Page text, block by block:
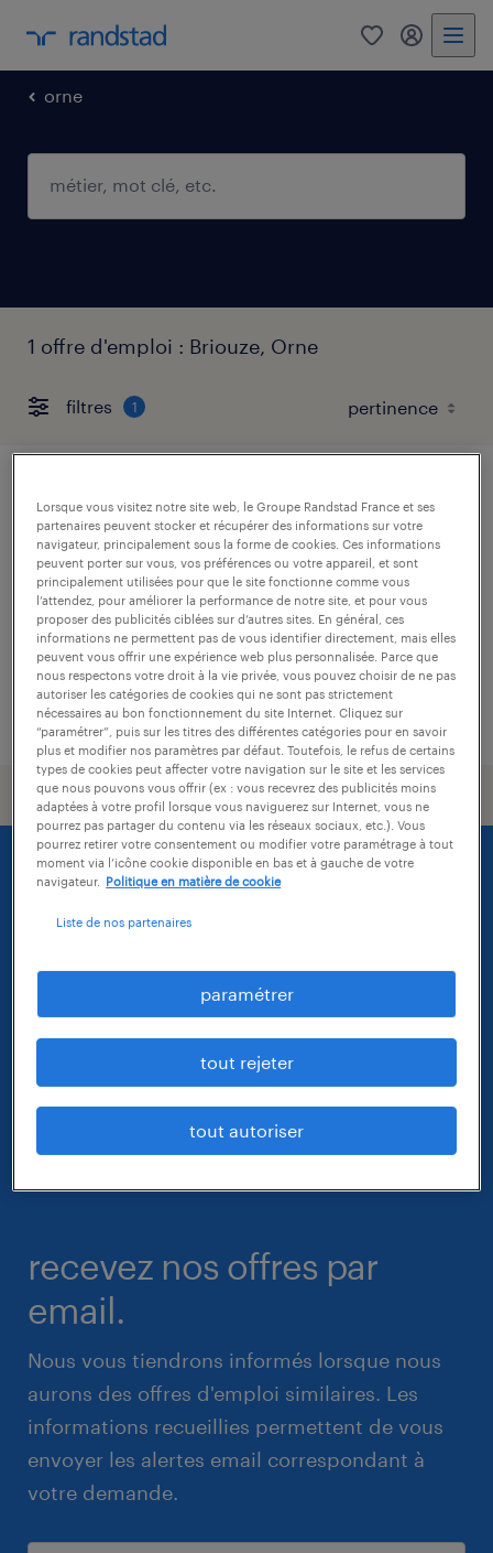
0 mon
orne
1 offre d'emploi : Briouze, Orne
filtres 1
briouze, orne
intérim
15,50 € par heure
publié le 27 mai 2026
recevez nos offres par
email.
Nous vous tiendrons informés lorsque nous
aurons des offres d'emploi similaires. Les
informations recueillies permettent de vous
envoyer les alertes email correspondant à
votre demande.
Lorsque vous visitez notre site web, le Groupe Randstad France et ses
partenaires peuvent stocker et récupérer des informations sur votre
navigateur, principalement sous la forme de cookies. Ces informations
peuvent porter sur vous, vos préférences ou votre appareil, et sont
principalement utilisées pour que le site fonctionne comme vous
l’attendez, pour améliorer la performance de notre site, et pour vous
proposer des publicités ciblées sur d’autres sites. En général, ces
informations ne permettent pas de vous identifier directement, mais elles
peuvent vous offrir une expérience web plus personnalisée. Parce que
nous respectons votre droit à la vie privée, vous pouvez choisir de ne pas
autoriser les catégories de cookies qui ne sont pas strictement
nécessaires au bon fonctionnement du site Internet. Cliquez sur
“paramétrer”, puis sur les titres des différentes catégories pour en savoir
plus et modifier nos paramètres par défaut. Toutefois, le refus de certains
types de cookies peut affecter votre navigation sur le site et les services
que nous pouvons vous offrir (ex : vous recevrez des publicités moins
adaptées à votre profil lorsque vous naviguerez sur Internet, vous ne
pourrez pas partager du contenu via les réseaux sociaux, etc.). Vous
pourrez retirer votre consentement ou modifier votre paramétrage à tout
moment via l’icône cookie disponible en bas et à gauche de votre
navigateur.
Politique en matière de cookie
Liste de nos partenaires
paramétrer
tout rejeter
tout autoriser